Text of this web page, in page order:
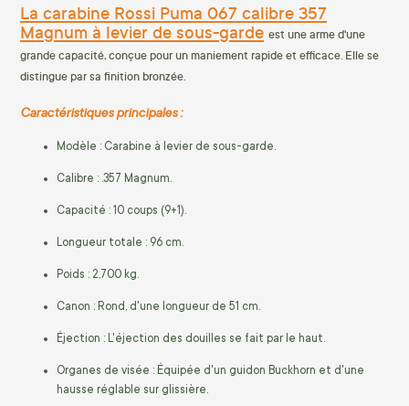
La carabine Rossi Puma 067 calibre 357
Magnum à levier de sous-garde est une arme d'une
grande capacité, conçue pour un maniement rapide et efficace. Elle se
distingue par sa finition bronzée.
Caractéristiques principales :
Modèle : Carabine à levier de sous-garde.
Calibre : .357 Magnum.
Capacité : 10 coups (9+1).
Longueur totale : 96 cm.
Poids : 2,700 kg.
Canon : Rond, d'une longueur de 51 cm.
Éjection : L'éjection des douilles se fait par le haut.
Organes de visée : Équipée d'un guidon Buckhorn et d'une
hausse réglable sur glissière.